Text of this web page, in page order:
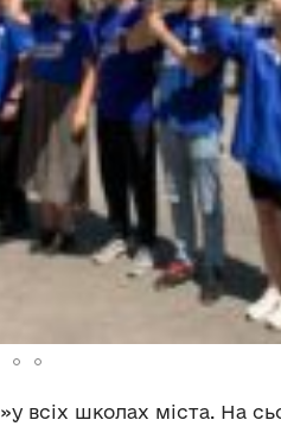
»у всіх школах міста. На